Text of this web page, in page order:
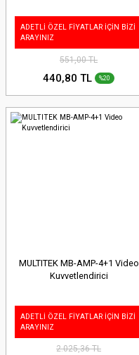
ADETLİ ÖZEL FİYATLAR İÇİN BİZİ
ARAYINIZ
551,00 TL
440,80 TL %20
MULTITEK MB-AMP-4+1 Video
Kuvvetlendirici
ADETLİ ÖZEL FİYATLAR İÇİN BİZİ
ARAYINIZ
2.025,36 TL